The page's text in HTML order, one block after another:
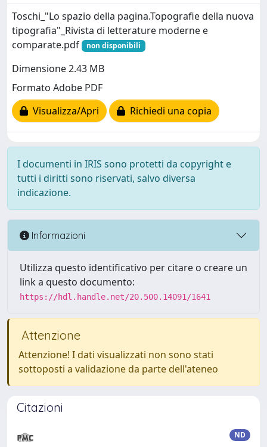
Toschi_"Lo spazio della pagina.Topografie della nuova
tipografia"_Rivista di letterature moderne e
comparate.pdf
non disponibili
Dimensione 2.43 MB
Formato Adobe PDF
Visualizza/Apri
Richiedi una copia
I documenti in IRIS sono protetti da copyright e
tutti i diritti sono riservati, salvo diversa
indicazione.
Informazioni
Utilizza questo identificativo per citare o creare un
link a questo documento:
https://hdl.handle.net/20.500.14091/1641
Attenzione
Attenzione! I dati visualizzati non sono stati
sottoposti a validazione da parte dell'ateneo
Citazioni
ND